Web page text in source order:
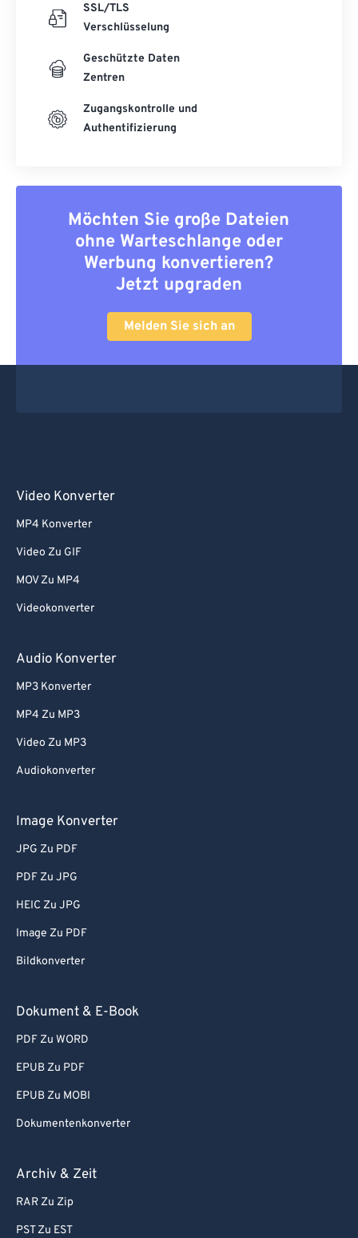
SSL/TLS
Verschlüsselung
Geschützte Daten
Zentren
Zugangskontrolle und
Authentifizierung
Möchten Sie große Dateien
ohne Warteschlange oder
Werbung konvertieren?
Jetzt upgraden
Melden Sie sich an
Video Konverter
MP4 Konverter
Video Zu GIF
MOV Zu MP4
Videokonverter
Audio Konverter
MP3 Konverter
MP4 Zu MP3
Video Zu MP3
Audiokonverter
Image Konverter
JPG Zu PDF
PDF Zu JPG
HEIC Zu JPG
Image Zu PDF
Bildkonverter
Dokument & E-Book
PDF Zu WORD
EPUB Zu PDF
EPUB Zu MOBI
Dokumentenkonverter
Archiv & Zeit
RAR Zu Zip
PST Zu EST